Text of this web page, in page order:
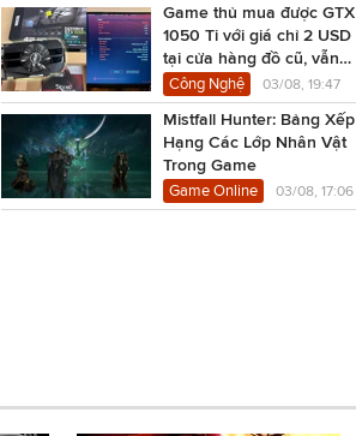
Game thủ mua được GTX
1050 Ti với giá chỉ 2 USD
tại cửa hàng đồ cũ, vẫn
chạy Cyberpunk 2077
Công Nghệ 03/08, 19:47
Mistfall Hunter: Bảng Xếp
Hạng Các Lớp Nhân Vật
Trong Game
Game Online 03/08, 17:06